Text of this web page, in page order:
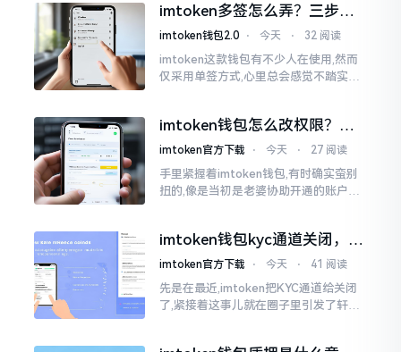
imtoken多签怎么弄？三步搞
定，资产更安全
imtoken钱包2.0 ⋅ 今天 ⋅ 32 阅读
imtoken这款钱包有不少人在使用,然而
仅采用单签方式,心里总会感觉不踏实。
上就是给资产增添一道保障
imtoken钱包怎么改权限？老
用户手把手教你换主人
imtoken官方下载 ⋅ 今天 ⋅ 27 阅读
手里紧握着imtoken钱包,有时确实蛮别
扭的,像是当初是老婆协助开通的账户呢,
imtoken钱包kyc通道关闭，你
的资产咋办？
imtoken官方下载 ⋅ 今天 ⋅ 41 阅读
先是在最近,imtoken把KYC通道给关闭
了,紧接着这事儿就在圈子里引发了轩然